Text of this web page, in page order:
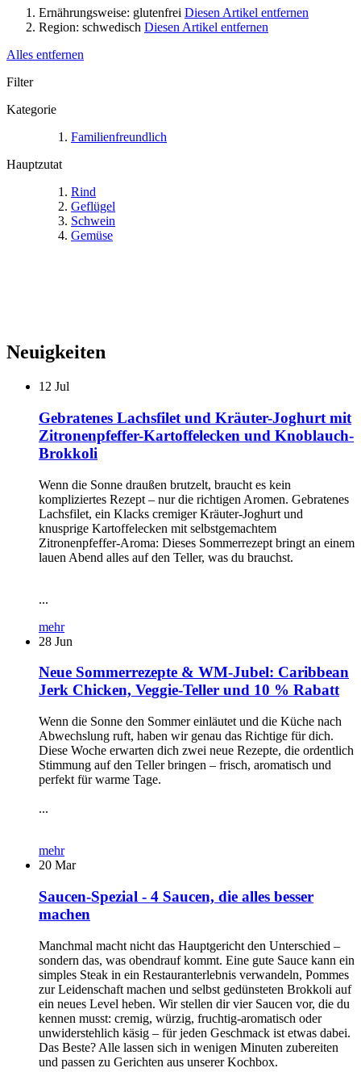
Ernährungsweise: glutenfrei Diesen Artikel entfernen
Region: schwedisch Diesen Artikel entfernen
Alles entfernen
Filter
Kategorie
Familienfreundlich
Hauptzutat
Rind
Geflügel
Schwein
Gemüse
Neuigkeiten
12 Jul
Gebratenes Lachsfilet und Kräuter-Joghurt mit
Zitronenpfeffer-Kartoffelecken und Knoblauch-
Brokkoli
Wenn die Sonne draußen brutzelt, braucht es kein
kompliziertes Rezept – nur die richtigen Aromen. Gebratenes
Lachsfilet, ein Klacks cremiger Kräuter-Joghurt und
knusprige Kartoffelecken mit selbstgemachtem
Zitronenpfeffer-Aroma: Dieses Sommerrezept bringt an einem
lauen Abend alles auf den Teller, was du brauchst.
...
mehr
28 Jun
Neue Sommerrezepte & WM-Jubel: Caribbean
Jerk Chicken, Veggie-Teller und 10 % Rabatt
Wenn die Sonne den Sommer einläutet und die Küche nach
Abwechslung ruft, haben wir genau das Richtige für dich.
Diese Woche erwarten dich zwei neue Rezepte, die ordentlich
Stimmung auf den Teller bringen – frisch, aromatisch und
perfekt für warme Tage.
...
mehr
20 Mar
Saucen-Spezial - 4 Saucen, die alles besser
machen
Manchmal macht nicht das Hauptgericht den Unterschied –
sondern das, was obendrauf kommt. Eine gute Sauce kann ein
simples Steak in ein Restauranterlebnis verwandeln, Pommes
zur Leidenschaft machen und selbst gedünsteten Brokkoli auf
ein neues Level heben. Wir stellen dir vier Saucen vor, die du
kennen musst: cremig, würzig, fruchtig-aromatisch oder
unwiderstehlich käsig – für jeden Geschmack ist etwas dabei.
Das Beste? Alle lassen sich in wenigen Minuten zubereiten
und passen zu Gerichten aus unserer Kochbox.